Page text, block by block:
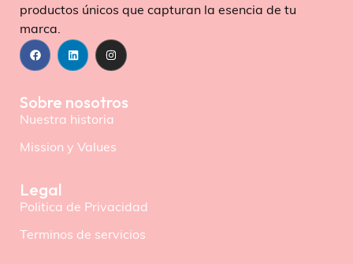
productos únicos que capturan la esencia de tu
marca.
Sobre nosotros
Nuestra historia
Mission y Values
Legal
Politica de Privacidad
Terminos de servicios